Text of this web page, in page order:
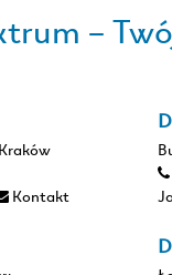
–
Kontakt